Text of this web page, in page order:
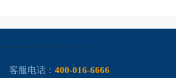
客服电话： 400-016-6666